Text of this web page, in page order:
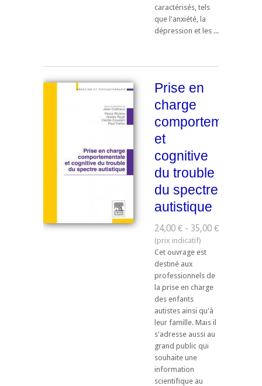
caractérisés, tels
que l'anxiété, la
dépression et les ...
Prise en
charge
comportementale
et
cognitive
du trouble
du spectre
autistique
24,00 € - 35,00 €
Cet ouvrage est
destiné aux
professionnels de
la prise en charge
des enfants
autistes ainsi qu'à
leur famille. Mais il
s'adresse aussi au
grand public qui
souhaite une
information
scientifique au